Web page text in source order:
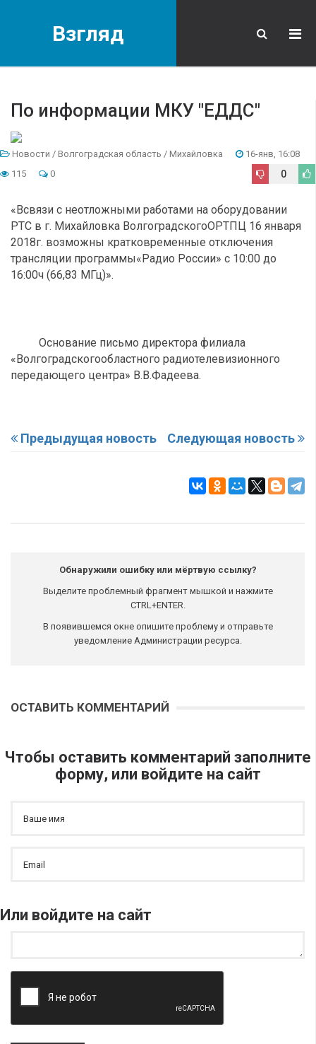
Взгляд
По информации МКУ "ЕДДС"
Новости / Волгоградская область / Михайловка
16-янв, 16:08
115
0 0
«Всвязи с неотложными работами на оборудовании
РТС в г. Михайловка ВолгоградскогоОРТПЦ 16 января
2018г. возможны кратковременные отключения
трансляции программы«Радио России» с 10:00 до
16:00ч (66,83 МГц)».
Основание письмо директора филиала
«Волгоградскогообластного радиотелевизионного
передающего центра» В.В.Фадеева.
Предыдущая новость Следующая новость
Обнаружили ошибку или мёртвую ссылку?
Выделите проблемный фрагмент мышкой и нажмите
CTRL+ENTER.
В появившемся окне опишите проблему и отправьте
уведомление Администрации ресурса.
ОСТАВИТЬ КОММЕНТАРИЙ
Чтобы оставить комментарий заполните
форму, или войдите на сайт
Или войдите на сайт